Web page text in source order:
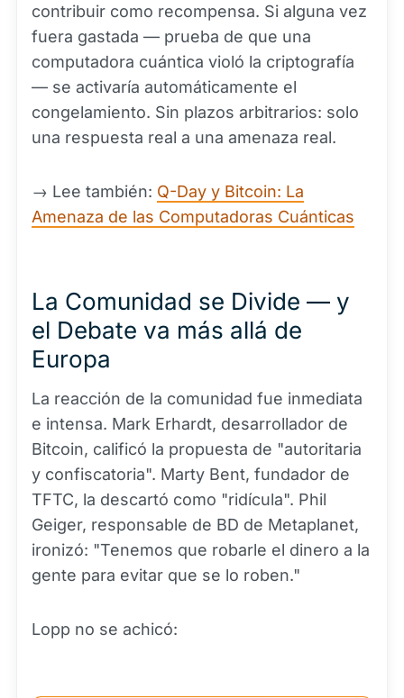
contribuir como recompensa. Si alguna vez
fuera gastada — prueba de que una
computadora cuántica violó la criptografía
— se activaría automáticamente el
congelamiento. Sin plazos arbitrarios: solo
una respuesta real a una amenaza real.
→ Lee también: Q-Day y Bitcoin: La
Amenaza de las Computadoras Cuánticas
La Comunidad se Divide — y
el Debate va más allá de
Europa
La reacción de la comunidad fue inmediata
e intensa. Mark Erhardt, desarrollador de
Bitcoin, calificó la propuesta de "autoritaria
y confiscatoria". Marty Bent, fundador de
TFTC, la descartó como "ridícula". Phil
Geiger, responsable de BD de Metaplanet,
ironizó: "Tenemos que robarle el dinero a la
gente para evitar que se lo roben."
Lopp no se achicó: